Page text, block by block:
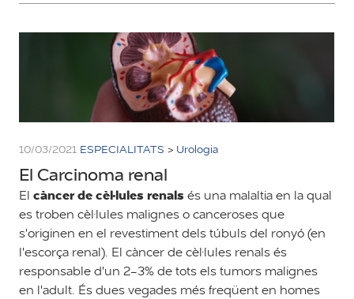
10/03/2021 ESPECIALITATS > Urologia
El Carcinoma renal
El càncer de cèl·lules renals és una malaltia en la qual
es troben cèl·lules malignes o canceroses que
s'originen en el revestiment dels túbuls del ronyó (en
l'escorça renal). El càncer de cèl·lules renals és
responsable d'un 2-3% de tots els tumors malignes
en l'adult. És dues vegades més freqüent en homes